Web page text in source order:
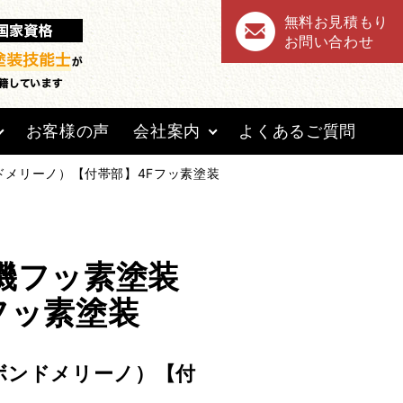
無料お見積もり
お問い合わせ
お客様の声 会社案内 よくあるご質問
リーノ）【付帯部】4Fフッ素塗装
フッ素塗装
素塗装
ンドメリーノ）【付